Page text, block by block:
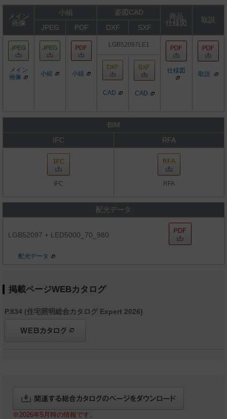
メイン
画像
小組 姿図CAD
商品
仕様図
取説
JPEG
PDF DXF SXF
メイン
画像
小組 小組
LGB52097LE1
仕様図 取説
CAD CAD
BIM
IFC
RFA
IFC RFA
配光データ
LGB52097 + LED5000_70_980
配光データ
掲載ページWEBカタログ
P.834 (住宅照明総合カタログ Expert 2026)
※2026年5月時の情報です。